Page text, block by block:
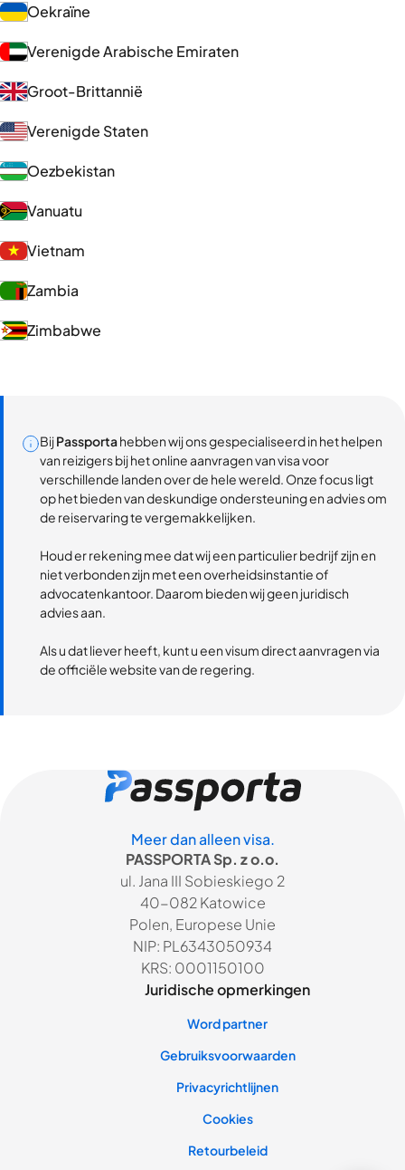
Oekraïne
Verenigde Arabische Emiraten
Groot-Brittannië
Verenigde Staten
Oezbekistan
Vanuatu
Vietnam
Zambia
Zimbabwe
BijPassportahebben wij ons gespecialiseerd in het helpen
van reizigers bij het online aanvragen van visa voor
verschillende landen over de hele wereld. Onze focus ligt
op het bieden van deskundige ondersteuning en advies om
de reiservaring te vergemakkelijken.
Houd er rekening mee dat wij een particulier bedrijf zijn en
niet verbonden zijn met een overheidsinstantie of
advocatenkantoor. Daarom bieden wij geen juridisch
advies aan.
Als u dat liever heeft, kunt u een visum direct aanvragen via
de officiële website van de regering.
Meer dan alleen visa.
PASSPORTA Sp. z o.o.
ul. Jana III Sobieskiego 2
40-082 Katowice
Polen, Europese Unie
NIP: PL6343050934
KRS: 0001150100
Juridische opmerkingen
Word partner
Gebruiksvoorwaarden
Privacyrichtlijnen
Cookies
Retourbeleid